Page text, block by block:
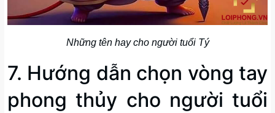
Những tên hay cho người tuổi Tý
7. Hướng dẫn chọn vòng tay
phong thủy cho người tuổi